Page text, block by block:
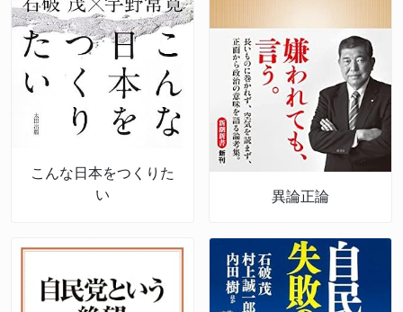
こんな日本をつくりた
い
異論正論